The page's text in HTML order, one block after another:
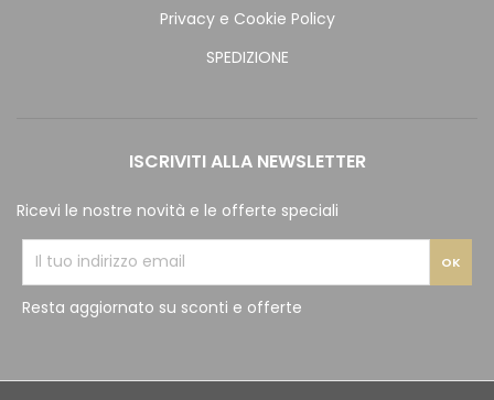
Privacy e Cookie Policy
SPEDIZIONE
ISCRIVITI ALLA NEWSLETTER
Ricevi le nostre novità e le offerte speciali
Resta aggiornato su sconti e offerte